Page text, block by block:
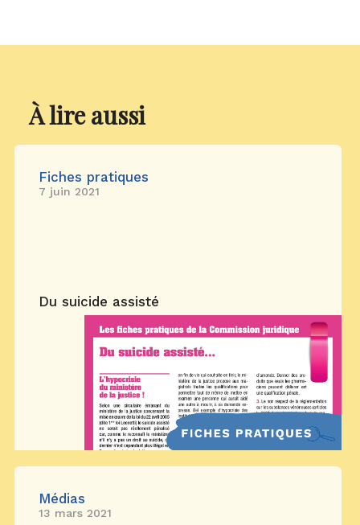
À lire aussi
Fiches pratiques
7 juin 2021
Du suicide assisté
Médias
13 mars 2021